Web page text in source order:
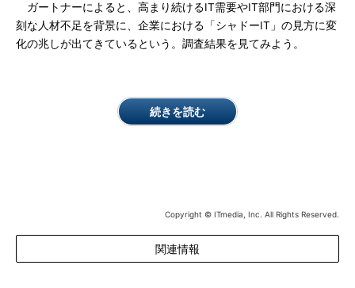
ガートナーによると、高まり続けるIT需要やIT部門における深
刻な人材不足を背景に、企業における「シャドーIT」の見方に変
化の兆しが出てきているという。調査結果を見てみよう。
続きを読む
Copyright © ITmedia, Inc. All Rights Reserved.
関連情報